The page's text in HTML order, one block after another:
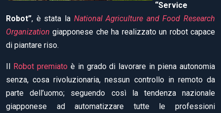
“Service
Robot”, è stata la National Agriculture and Food Research
Organization giapponese che ha realizzato un robot capace
di piantare riso.
Robot premiatoè in grado di lavorare in piena autonomia
senza, cosa rivoluzionaria, nessun controllo in remoto da
parte dell’uomo; seguendo così la tendenza nazionale
giapponese ad automatizzare tutte le professioni